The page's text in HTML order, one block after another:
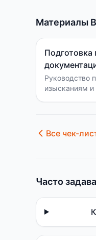
Материалы
Подготовка
Руководство
изысканиям и
Все чек-
Часто